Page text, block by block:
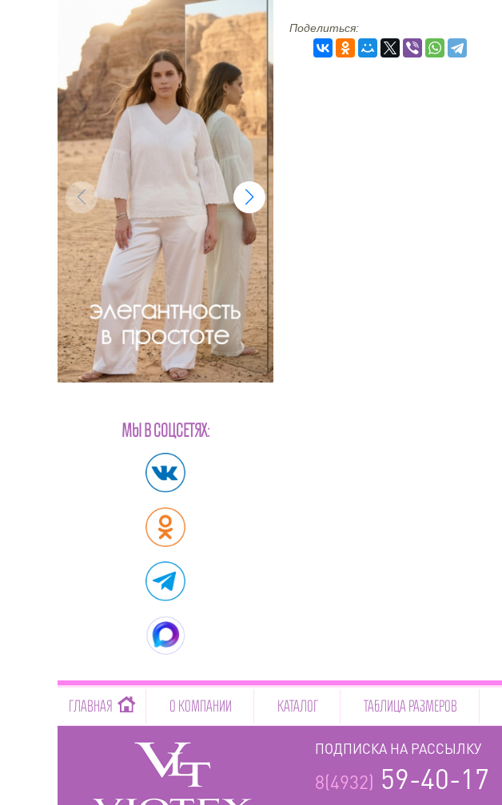
МЫ В СОЦСЕТЯХ:
Поделиться:
ГЛАВНАЯ О КОМПАНИИ КАТАЛОГ ТАБЛИЦА РАЗМЕРОВ
ПОДПИСКА НА РАССЫЛКУ
8(4932) 59-40-17
-->